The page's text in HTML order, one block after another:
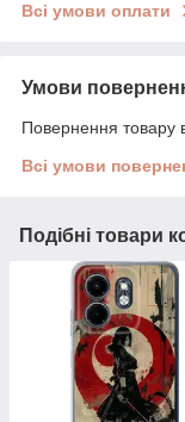
Всі умови оплати
Умови
Повернення товару
Всі умови
Подібні товари